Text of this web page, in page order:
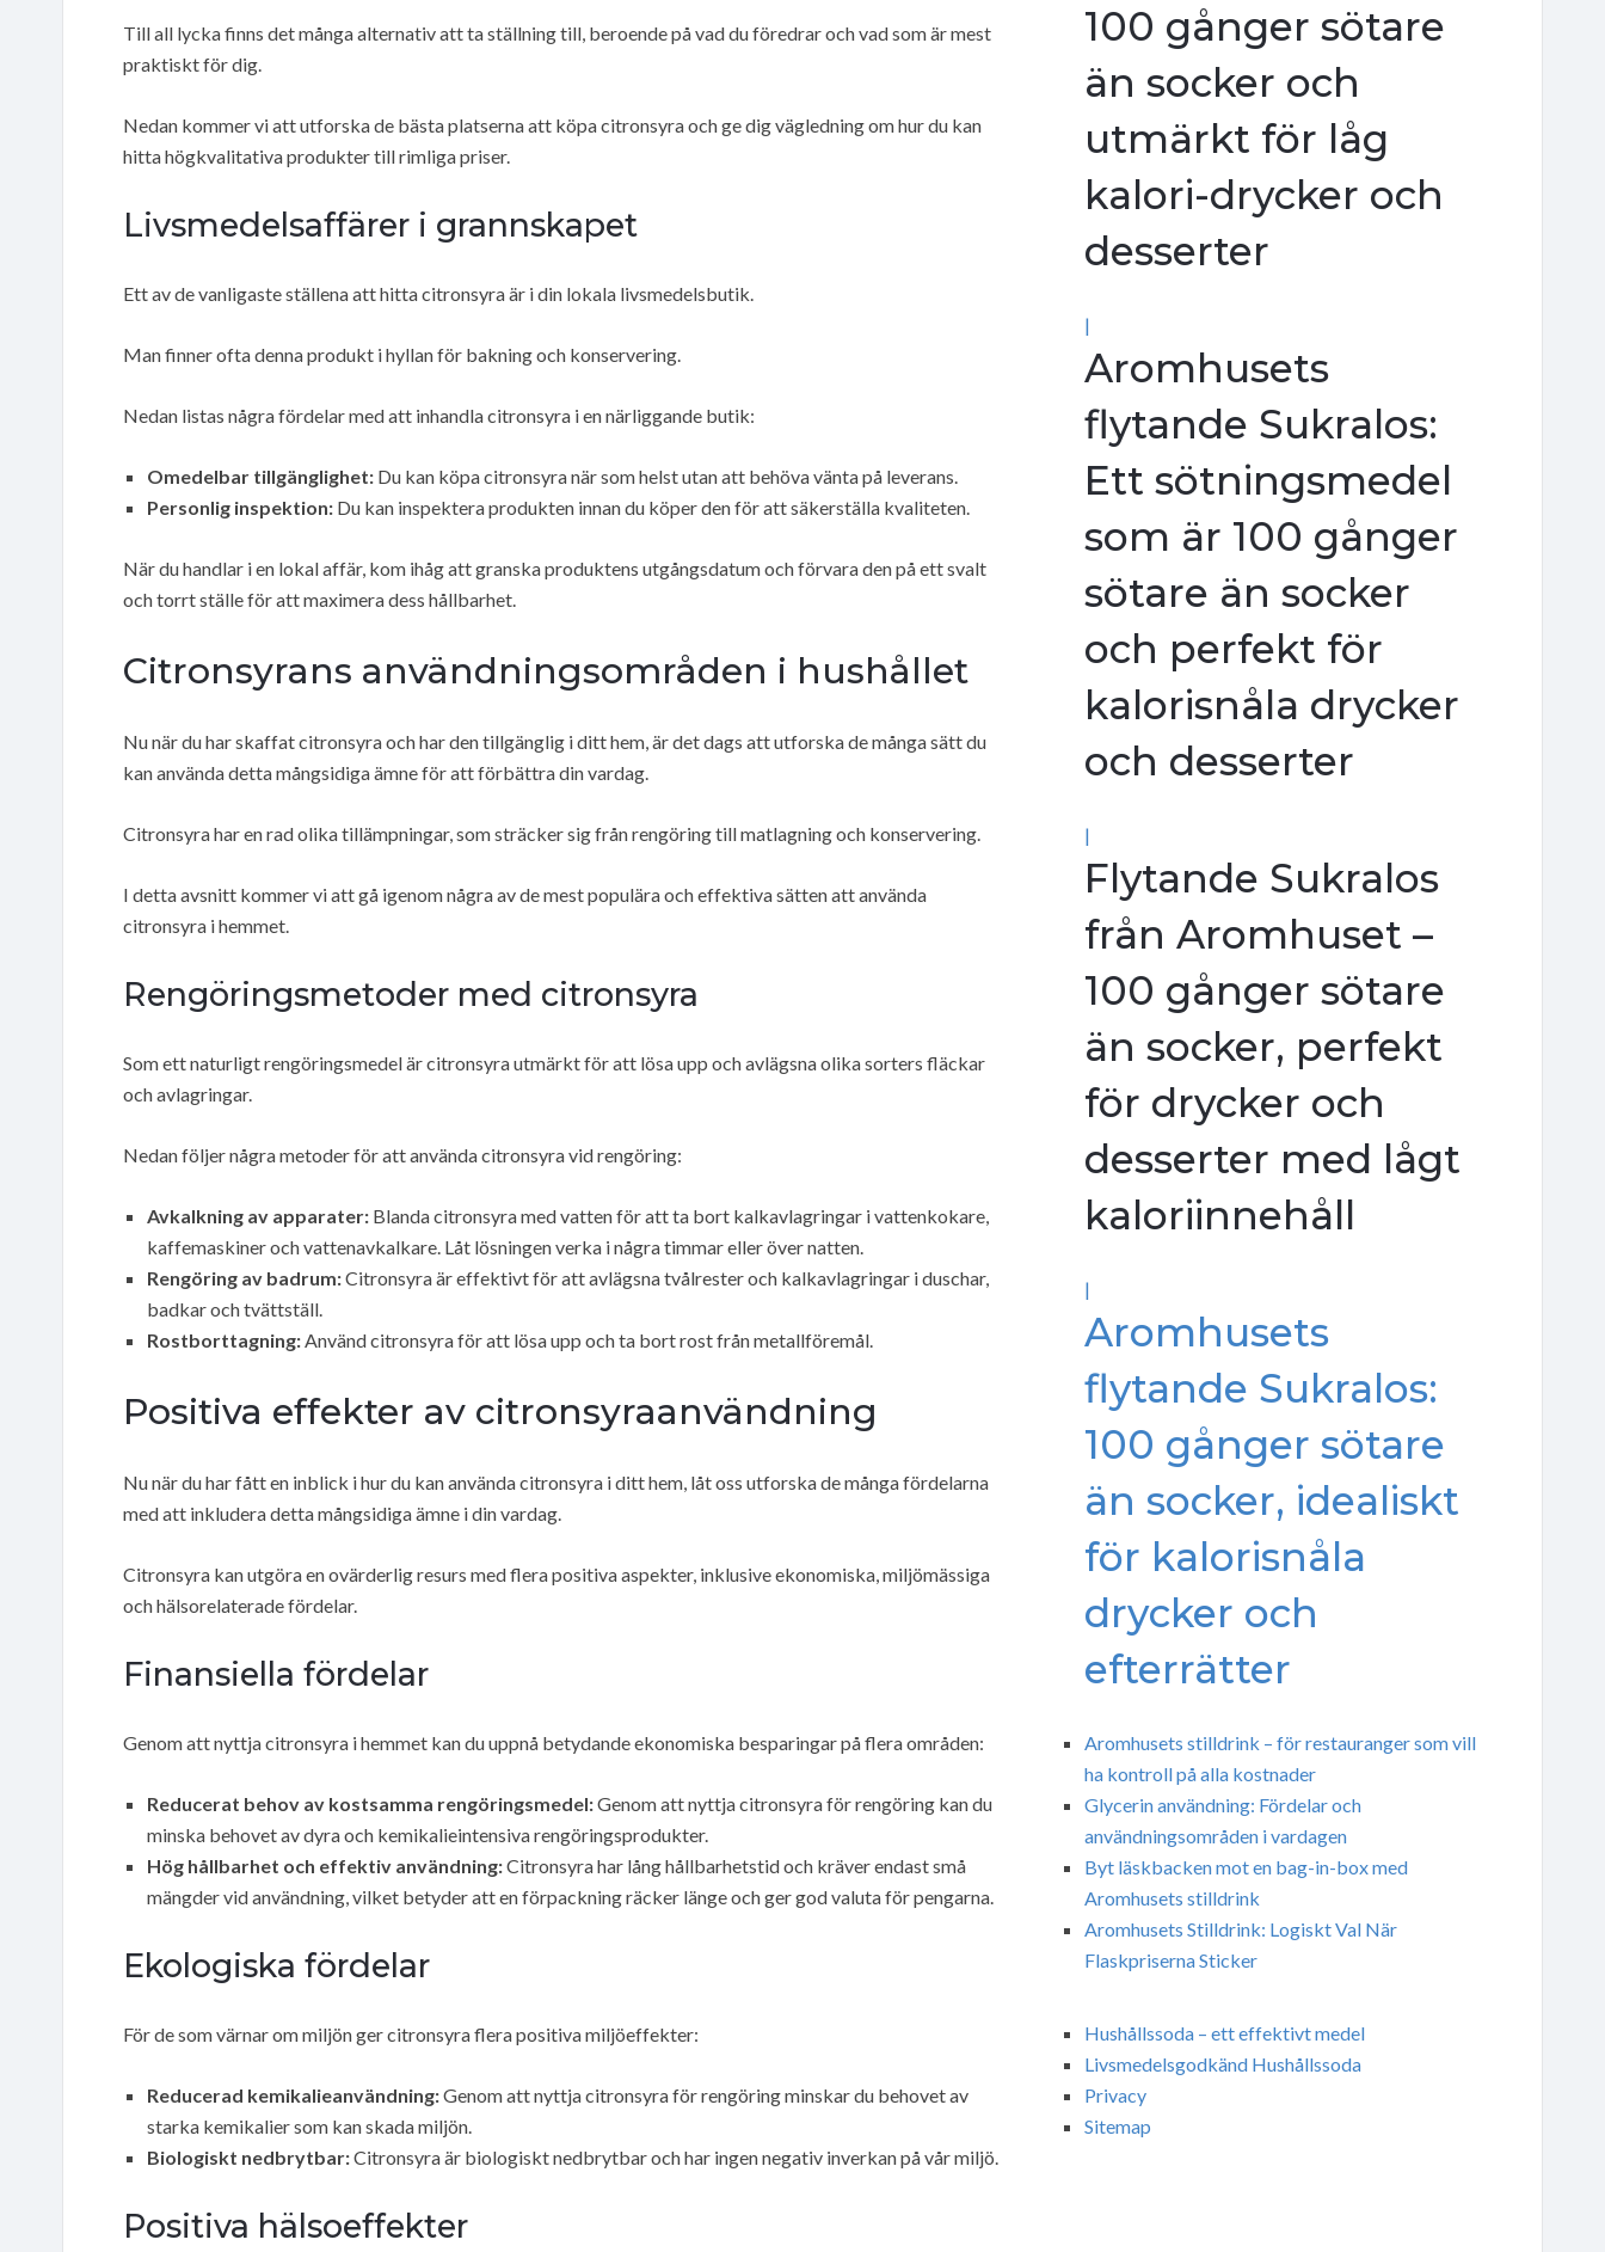
Till all lycka finns det många alternativ att ta ställning till, beroende på vad du föredrar och vad som är mest
praktiskt för dig.
Nedan kommer vi att utforska de bästa platserna att köpa citronsyra och ge dig vägledning om hur du kan
hitta högkvalitativa produkter till rimliga priser.
Livsmedelsaffärer i grannskapet
Ett av de vanligaste ställena att hitta citronsyra är i din lokala livsmedelsbutik.
Man finner ofta denna produkt i hyllan för bakning och konservering.
Nedan listas några fördelar med att inhandla citronsyra i en närliggande butik:
Omedelbar tillgänglighet: Du kan köpa citronsyra när som helst utan att behöva vänta på leverans.
Personlig inspektion: Du kan inspektera produkten innan du köper den för att säkerställa kvaliteten.
När du handlar i en lokal affär, kom ihåg att granska produktens utgångsdatum och förvara den på ett svalt
och torrt ställe för att maximera dess hållbarhet.
Citronsyrans användningsområden i hushållet
Nu när du har skaffat citronsyra och har den tillgänglig i ditt hem, är det dags att utforska de många sätt du
kan använda detta mångsidiga ämne för att förbättra din vardag.
Citronsyra har en rad olika tillämpningar, som sträcker sig från rengöring till matlagning och konservering.
I detta avsnitt kommer vi att gå igenom några av de mest populära och effektiva sätten att använda
citronsyra i hemmet.
Rengöringsmetoder med citronsyra
Som ett naturligt rengöringsmedel är citronsyra utmärkt för att lösa upp och avlägsna olika sorters fläckar
och avlagringar.
Nedan följer några metoder för att använda citronsyra vid rengöring:
Avkalkning av apparater: Blanda citronsyra med vatten för att ta bort kalkavlagringar i vattenkokare,
kaffemaskiner och vattenavkalkare. Låt lösningen verka i några timmar eller över natten.
Rengöring av badrum:Citronsyra är effektivt för att avlägsna tvålrester och kalkavlagringar i duschar,
badkar och tvättställ.
Rostborttagning:Använd citronsyra för att lösa upp och ta bort rost från metallföremål.
Positiva effekter av citronsyraanvändning
Nu när du har fått en inblick i hur du kan använda citronsyra i ditt hem, låt oss utforska de många fördelarna
med att inkludera detta mångsidiga ämne i din vardag.
Citronsyra kan utgöra en ovärderlig resurs med flera positiva aspekter, inklusive ekonomiska, miljömässiga
och hälsorelaterade fördelar.
Finansiella fördelar
Genom att nyttja citronsyra i hemmet kan du uppnå betydande ekonomiska besparingar på flera områden:
Reducerat behov av kostsamma rengöringsmedel:Genom att nyttja citronsyra för rengöring kan du
minska behovet av dyra och kemikalieintensiva rengöringsprodukter.
Hög hållbarhet och effektiv användning:Citronsyra har lång hållbarhetstid och kräver endast små
mängder vid användning, vilket betyder att en förpackning räcker länge och ger god valuta för pengarna.
Ekologiska fördelar
För de som värnar om miljön ger citronsyra flera positiva miljöeffekter:
Reducerad kemikalieanvändning:Genom att nyttja citronsyra för rengöring minskar du behovet av
starka kemikalier som kan skada miljön.
Biologiskt nedbrytbar:Citronsyra är biologiskt nedbrytbar och har ingen negativ inverkan på vår miljö.
Positiva hälsoeffekter
100 gånger sötare
än socker och
utmärkt för låg
kalori-drycker och
desserter
|
Aromhusets
flytande Sukralos:
Ett sötningsmedel
som är 100 gånger
sötare än socker
och perfekt för
kalorisnåla drycker
och desserter
|
Flytande Sukralos
från Aromhuset –
100 gånger sötare
än socker, perfekt
för drycker och
desserter med lågt
kaloriinnehåll
|
Aromhusets
flytande Sukralos:
100 gånger sötare
än socker, idealiskt
för kalorisnåla
drycker och
efterrätter
Aromhusets stilldrink – för restauranger som vill
ha kontroll på alla kostnader
Glycerin användning: Fördelar och
användningsområden i vardagen
Byt läskbacken mot en bag-in-box med
Aromhusets stilldrink
Aromhusets Stilldrink: Logiskt Val När
Flaskpriserna Sticker
Hushållssoda – ett effektivt medel
Livsmedelsgodkänd Hushållssoda
Privacy
Sitemap